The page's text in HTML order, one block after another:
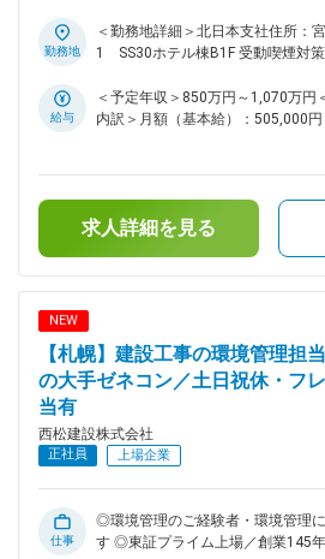
祝休／福利厚生充実で働き方・WLB◎ ■募集背景：
2016年に環境大臣より「エコ・フ
より地球環境保全に資する各種取
回、北日本支社における「安全・
水質汚濁などを抑制し、周辺環境
めの取り組みになります。各施工
ながらプロジェクトを進めること
る支援・指導（順守すべき法令の
成支援 ・関連する環境データの収
修業務及び支社（支店）、現場に
油代替燃料や再エネ電力の導入促
排出量の集計業務 ■ポジションの魅力点： 環境管理担当とし
てのご経験が豊富な方がご活躍で
い。 環境管理担当としてのプロフ
ただくことも、将来的にキャリア
勤務地
＜勤務地詳細＞北日本支社住所：
1 SS30ホテル棟B1F 受動喫煙対
給与
＜予定年収＞850万円～1,070万円
内訳＞月額（基本給）：505,000
／35歳：967万／40歳：1070万
を選択の場合はモデル年収から7割
金はあくまでも目安の金額であり
求人詳細を見る
NEW
【札幌】建設工事の環境管理担
の大手ゼネコン／土日祝休・フ
当有
西松建設株式会社
正社員 上場企業
仕事
◎環境管理のご経験者・環境管理
す ◎東証プライム上場／創業145